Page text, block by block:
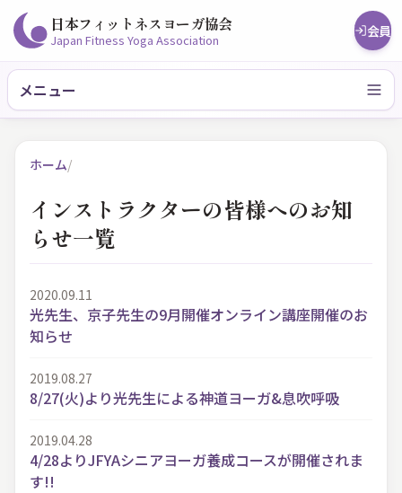
日本フィットネスヨーガ協会
Japan Fitness Yoga Association 会員
メニュー
ホーム/
インストラクターの皆様へのお知
らせ一覧
2020.09.11
光先生、京子先生の9月開催オンライン講座開催のお
知らせ
2019.08.27
8/27(火)より光先生による神道ヨーガ&息吹呼吸
2019.04.28
4/28よりJFYAシニアヨーガ養成コースが開催されま
す!!